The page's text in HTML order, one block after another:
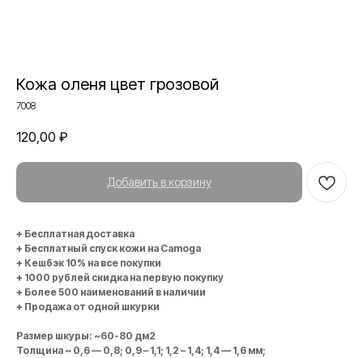
Кожа оленя цвет грозовой
7008
120,00 ₽
Добавить в корзину
+ Бесплатная доставка
+ Бесплатный спуск кожи на Camoga
+ Кешбэк 10% на все покупки
+ 1000 рублей скидка на первую покупку
+ Более 500 наименований в наличии
+ Продажа от одной шкурки
Размер шкуры: ~60-80 дм2
Толщина ~ 0,6 — 0,8; 0,9 – 1,1; 1,2 – 1,4; 1,4 — 1,6 мм;